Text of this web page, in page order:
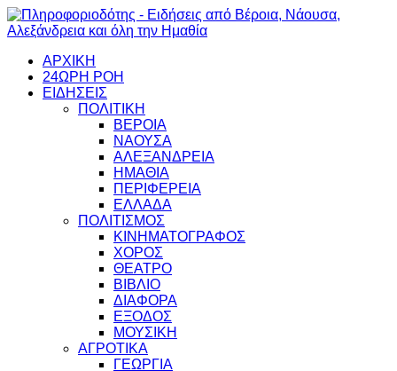
ΑΡΧΙΚΗ
24ΩΡΗ ΡΟΗ
ΕΙΔΗΣΕΙΣ
ΠΟΛΙΤΙΚΗ
ΒΕΡΟΙΑ
ΝΑΟΥΣΑ
ΑΛΕΞΑΝΔΡΕΙΑ
ΗΜΑΘΙΑ
ΠΕΡΙΦΕΡΕΙΑ
ΕΛΛΑΔΑ
ΠΟΛΙΤΙΣΜΟΣ
ΚΙΝΗΜΑΤΟΓΡΑΦΟΣ
ΧΟΡΟΣ
ΘΕΑΤΡΟ
ΒΙΒΛΙΟ
ΔΙΑΦΟΡΑ
ΕΞΟΔΟΣ
ΜΟΥΣΙΚΗ
ΑΓΡΟΤΙΚΑ
ΓΕΩΡΓΙΑ